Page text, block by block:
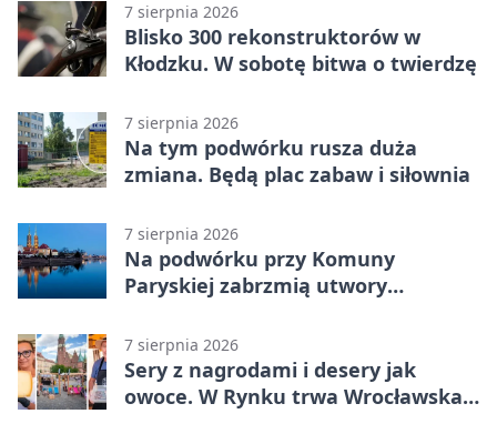
7 sierpnia 2026
Blisko 300 rekonstruktorów w
Kłodzku. W sobotę bitwa o twierdzę
7 sierpnia 2026
Na tym podwórku rusza duża
zmiana. Będą plac zabaw i siłownia
7 sierpnia 2026
Na podwórku przy Komuny
Paryskiej zabrzmią utwory
7 sierpnia 2026
Sery z nagrodami i desery jak
owoce. W Rynku trwa Wrocławska